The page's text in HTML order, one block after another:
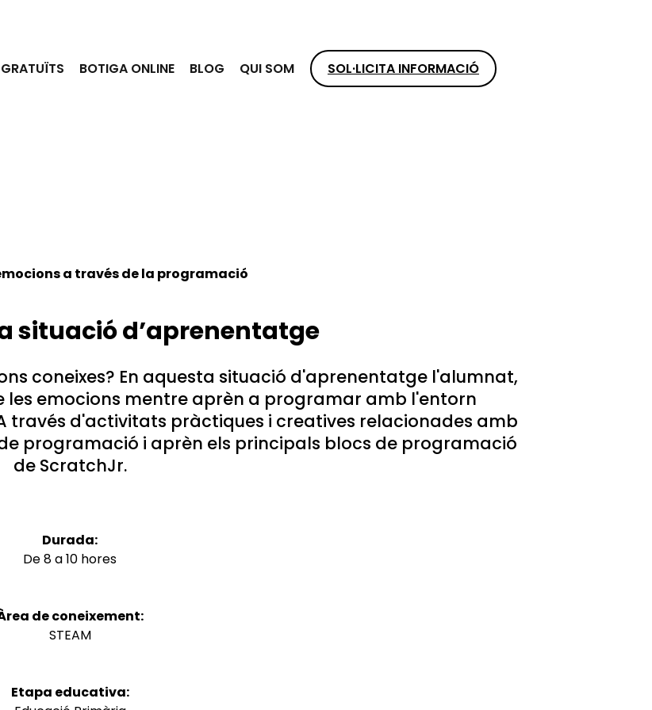
BOTIGA ONLINE BLOG QUI SOM SOL·LICITA INFORMACIÓ
a través de la programació
situació d’aprenentatge
coneixes? En aquesta situació d'aprenentatge l'alumnat,
emocions mentre aprèn a programar amb l'entorn
través d'activitats pràctiques i creatives relacionades amb
programació i aprèn els principals blocs de programació
de ScratchJr.
Durada:
De 8 a 10 hores
de coneixement:
STEAM
Etapa educativa: